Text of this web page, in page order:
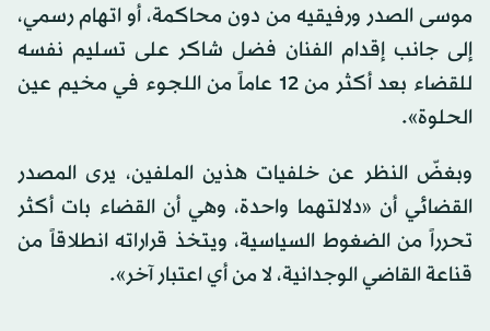
موسى الصدر ورفيقيه من دون محاكمة، أو اتهام رسمي،
إلى جانب إقدام الفنان فضل شاكر على تسليم نفسه
للقضاء بعد أكثر من 12 عاماً من اللجوء في مخيم عين
الحلوة».
وبغضّ النظر عن خلفيات هذين الملفين، يرى المصدر
القضائي أن «دلالتهما واحدة، وهي أن القضاء بات أكثر
تحرراً من الضغوط السياسية، ويتخذ قراراته انطلاقاً من
قناعة القاضي الوجدانية، لا من أي اعتبار آخر».